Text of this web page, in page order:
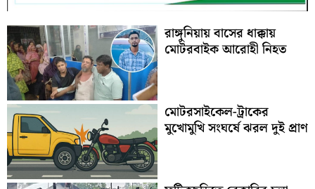
রাঙ্গুনিয়ায় বাসের ধাক্কায়
মোটরবাইক আরোহী নিহত
মোটরসাইকেল-ট্রাকের
মুখোমুখি সংঘর্ষে ঝরল দুই প্রাণ